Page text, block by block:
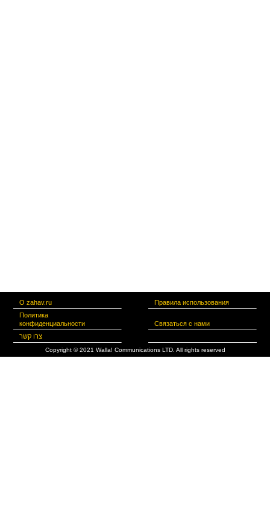
О zahav.ru
Правила использования
Политика
конфиденциальности
Связаться с нами
צרו קשר
Copyright © 2021 Walla! Communications LTD. All rights reserved